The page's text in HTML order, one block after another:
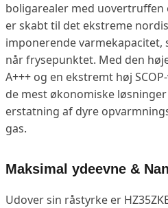
boligarealer med uovertruffen
er skabt til det ekstreme
imponerende
når frysepunktet. Med den
A+++ og en ekstremt høj
de mest økonomiske
erstatning af dyre
gas.
Maksimal ydeevne &
Udover sin råstyrke er